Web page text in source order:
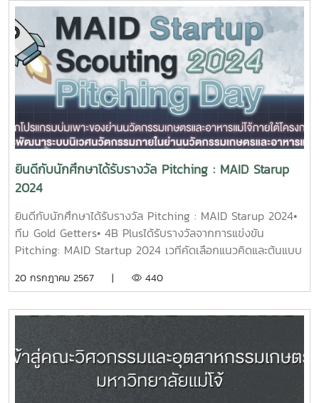
https://forms.gle/dkStCnkUPSB22Vzm9
ยินดีกับนักศึกษาได้รับรางวัล Pitching : MAID Starup
2024
ยินดีกับนักศึกษาได้รับรางวัล Pitching : MAID Starup 2024•
ทีม Gold Getters• 4B Plusได้รับรางวัลจากการแข่งขัน
Pitching: MAID Startup 2024 เวทีคัดเลือกแนวคิดและต้นแบบ
เกษตรและอาหารแม่โจ้เพื่อต่อยอดทางธุรกิจร่วมขับเคลื่อนระบบ
คณะกรรมการส่งเสริมวิทยาศาสตร์ วิจัยและนวัตกรรม
(สกสว.)หน่วยบริหารและจัดการทุนด้านการพัฒนาระดับพื้นที่
สำนักงานนวัตกรรมแห่งชาติ (องค์การมหาชน)มหาวิทยาลัยแม่โจ้
ย่านนวัตกรรมเกษตรและอาหารแม่โจ้อุทยานวิทยาศาสตร์
เทคโนโลยีเกษตรและอาหารแม่โจ้Y&Archer, Korea
20 กรกฎาคม 2567 | 440